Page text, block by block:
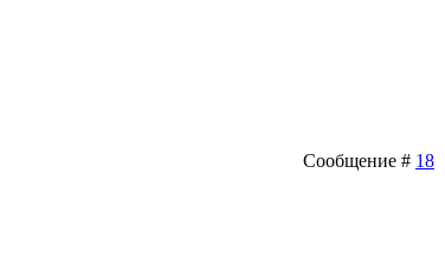
Сообщение # 18